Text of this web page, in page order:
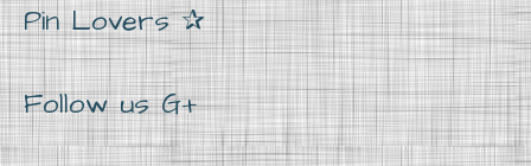
Pin Lovers ✰
Follow us G+